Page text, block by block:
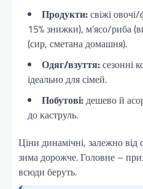
Продукти:свіжі
15% знижки), м’ясо/риба
(сир, сметана домашня).
Одяг/взуття:сезонні
ідеально для сімей.
Побутові:дешево й
до каструль.
Ціни динамічні, залежно
зима дорожче. Головне –
всюди беруть.